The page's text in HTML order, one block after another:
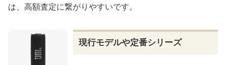
は、高額査定に繋がりやすいです。
現行モデルや定番シリーズ